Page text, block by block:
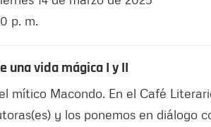
p. m.
una vida mágica I y II
mítico Macondo. En el Café
y los ponemos en diálogo